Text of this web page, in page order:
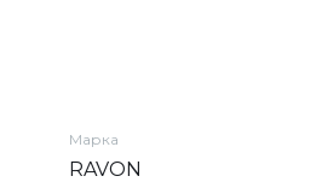
Марка
RAVON